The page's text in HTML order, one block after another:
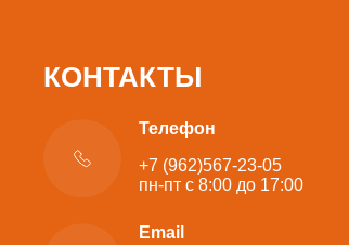
КОНТАКТЫ
Телефон
+7 (962)567-23-05
пн-пт с 8:00 до 17:00
Email